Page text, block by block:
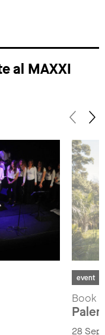
al MAXXI
event
Book
28